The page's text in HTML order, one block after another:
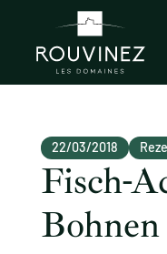
Fisch-
Bohnen
22/03/2018